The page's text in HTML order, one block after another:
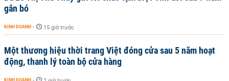
gắn bó
KINH DOANH - 15 giờ trước
Một thương hiệu thời trang Việt đóng cửa sau 5 năm hoạt
động, thanh lý toàn bộ cửa hàng
KINH DOANH